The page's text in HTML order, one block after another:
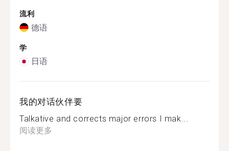
流利
德语
学
日语
我的对话伙伴要
Talkative and corrects major errors I mak...
阅读更多